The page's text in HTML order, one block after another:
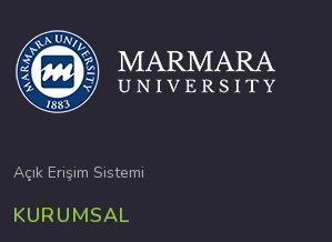
Açık Erişim Sistemi
KURUMSAL